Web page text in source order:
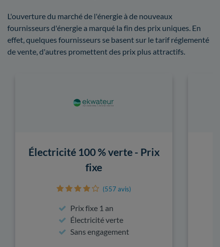
L'ouverture du marché de l'énergie à de nouveaux
fournisseurs d'énergie a marqué la fin des prix uniques. En
effet, quelques fournisseurs se basent sur le tarif réglementé
de vente, d'autres promettent des prix plus attractifs.
Électricité 100 % verte - Prix
fixe
(557 avis)
Prix fixe 1 an
Électricité verte
Sans engagement